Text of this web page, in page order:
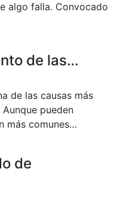
algo falla. Convocado
de las…
de las causas más
pueden
más comunes…
de